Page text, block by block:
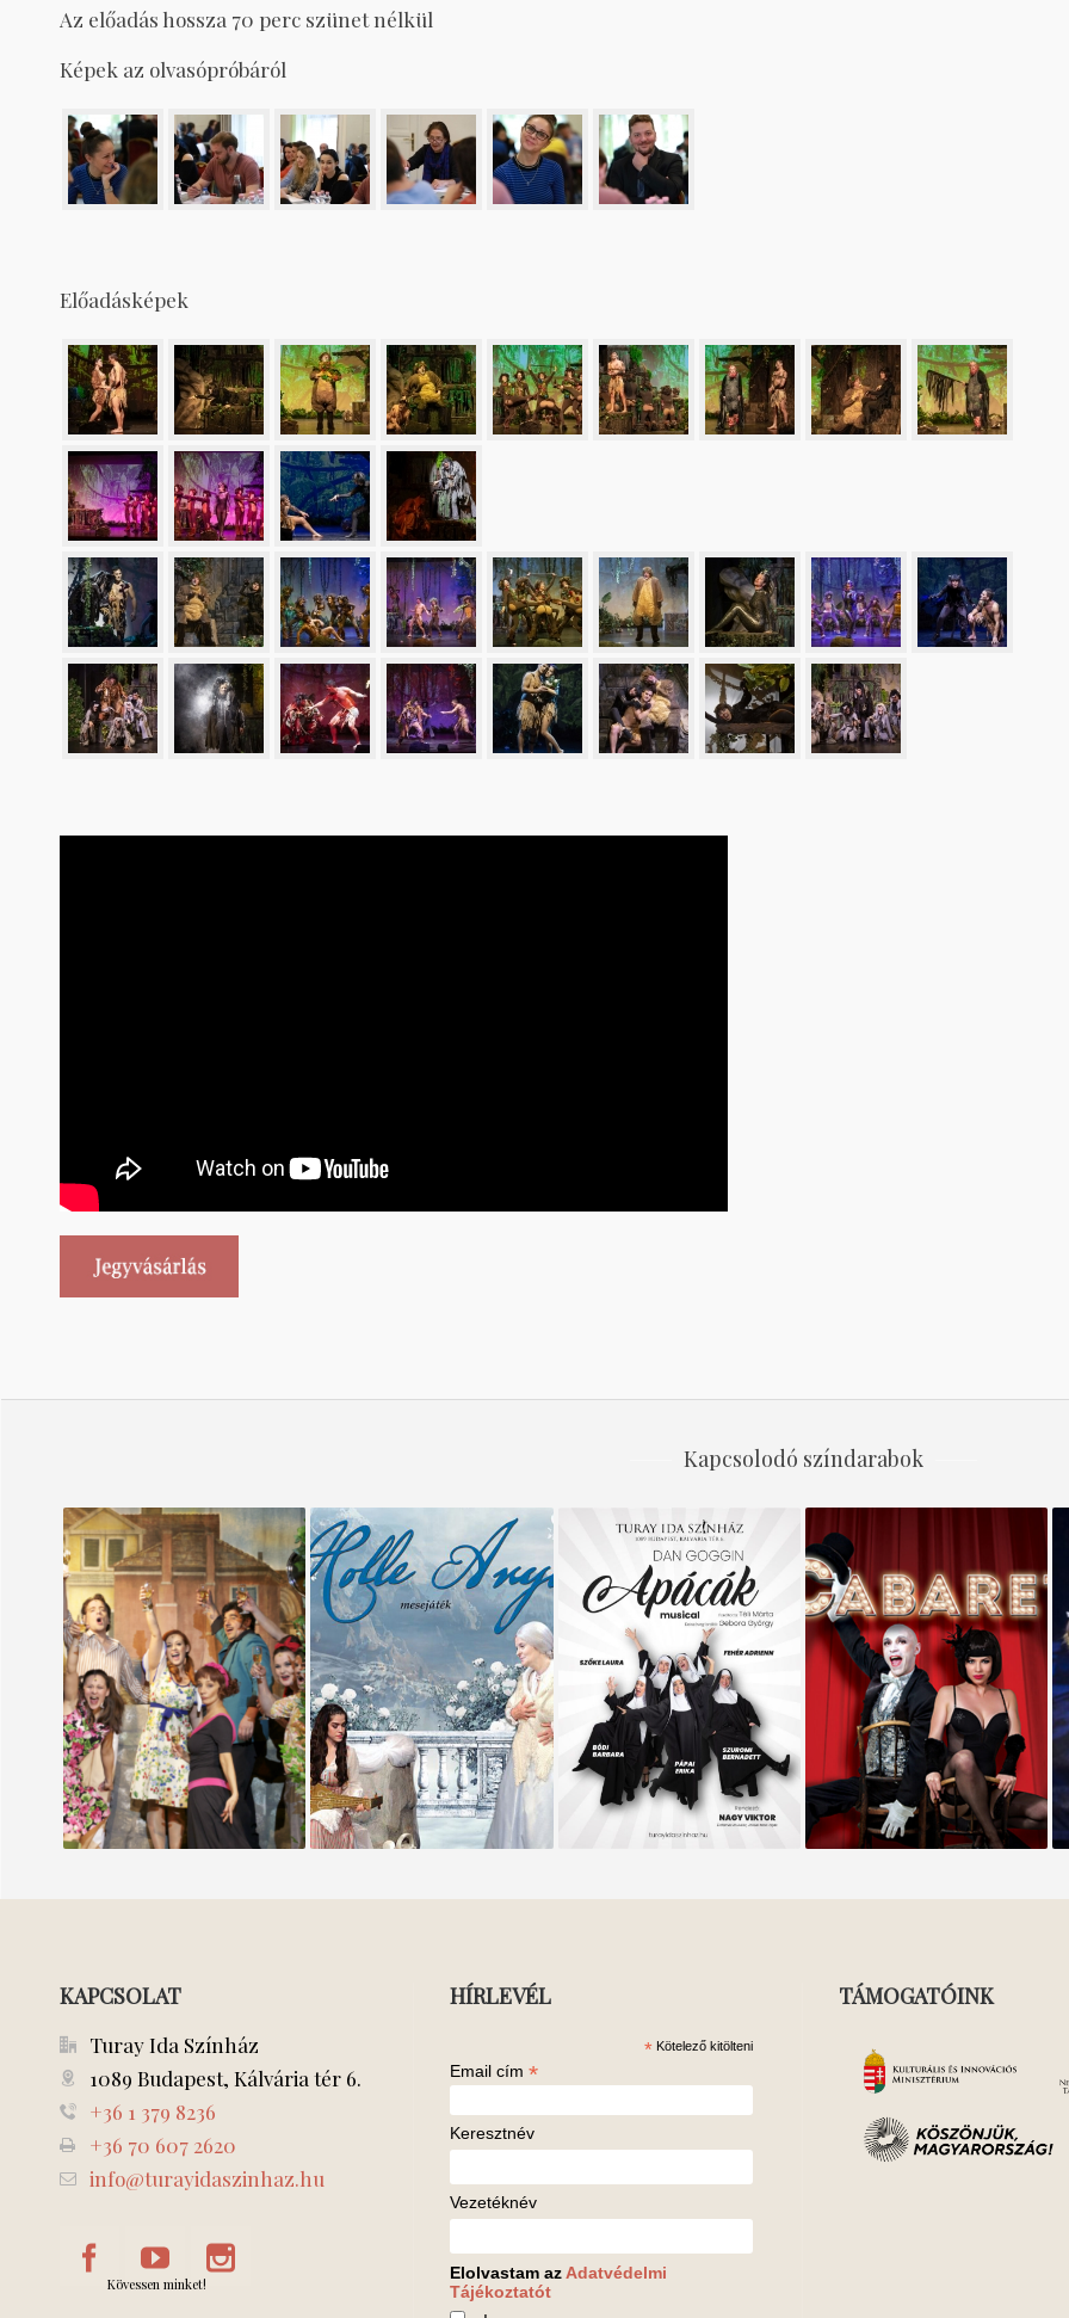
Az előadás hossza 70 perc szünet nélkül
Képek az olvasópróbáról
Előadásképek
Kapcsolodó színdarabok
ANCONAI
SZERELMESEK
HOLLE ANYÓ APÁCÁK Cabaret
KAPCSOLAT
Turay Ida Színház
1089 Budapest, Kálvária tér 6.
+36 1 379 8236
+36 70 607 2620
info@turayidaszinhaz.hu
Kövessen minket!
HÍRLEVÉL
* Kötelező kitölteni
Email cím *
Keresztnév
Vezetéknév
Elolvastam az Adatvédelmi
Tájékoztatót
TÁMOGATÓINK